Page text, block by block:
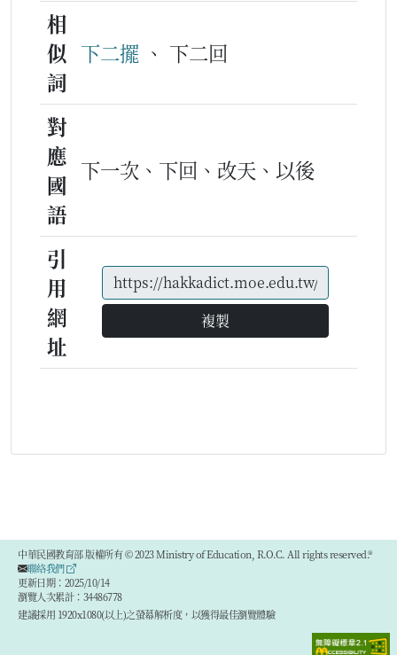
相
似
詞
下二擺 、 下二回
對
應
國
語
下一次、下回、改天、以後
引
用
網
址
複製
中華民國教育部 版權所有 © 2023 Ministry of Education, R.O.C. All rights reserved.®
聯絡我們
更新日期：2025/10/14
瀏覽人次累計：34486778
建議採用 1920x1080(以上)之螢幕解析度，以獲得最佳瀏覽體驗